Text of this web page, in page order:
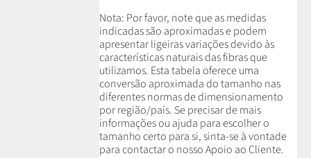
Nota: Por favor, note que as medidas
indicadas são aproximadas e podem
apresentar ligeiras variações devido às
características naturais das fibras que
utilizamos. Esta tabela oferece uma
conversão aproximada do tamanho nas
diferentes normas de dimensionamento
por região/país. Se precisar de mais
informações ou ajuda para escolher o
tamanho certo para si, sinta-se à vontade
para contactar o nosso Apoio ao Cliente.